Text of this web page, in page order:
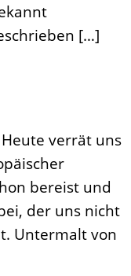
[…]
verrät uns
bereist und
der uns nicht
Untermalt von